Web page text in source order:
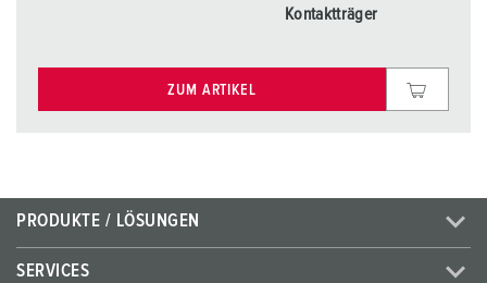
Kontaktträger
ZUM ARTIKEL
PRODUKTE / LÖSUNGEN
SERVICES